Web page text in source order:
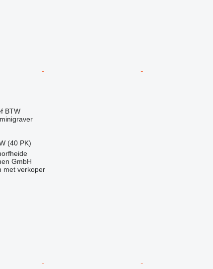
BTW
(40 PK)
GmbH
met verkoper